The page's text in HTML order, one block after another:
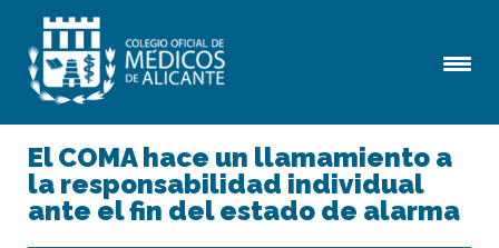
El COMA hace un llamamiento a
la responsabilidad individual
ante el fin del estado de alarma